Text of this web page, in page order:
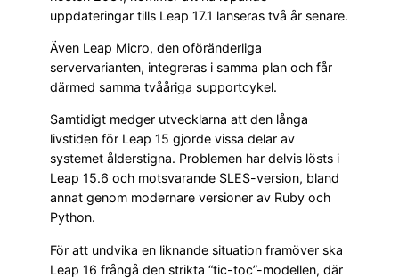
uppdateringar tills Leap 17.1 lanseras två år senare.
Även Leap Micro, den oföränderliga
servervarianten, integreras i samma plan och får
därmed samma tvååriga supportcykel.
Samtidigt medger utvecklarna att den långa
livstiden för Leap 15 gjorde vissa delar av
systemet ålderstigna. Problemen har delvis lösts i
Leap 15.6 och motsvarande SLES-version, bland
annat genom modernare versioner av Ruby och
Python.
För att undvika en liknande situation framöver ska
Leap 16 frångå den strikta “tic-toc”-modellen, där